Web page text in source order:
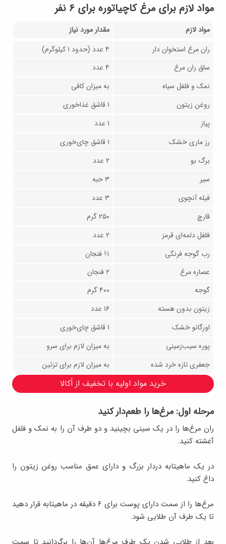
مواد لازم برای مرغ کاچیاتوره برای ۶ نفر
مواد لازم
مقدار مورد نیاز
ران مرغ استخوان دار
۴ عدد (حدود ۱ کیلوگرم)
ساق ران مرغ
۴ عدد
نمک و فلفل سیاه
به میزان کافی
روغن زیتون
۱ قاشق غذاخوری
پیاز
۱ عدد
رز ماری خشک
۱ قاشق چای‌خوری
برگ بو
۲ عدد
سیر
۳ حبه
فیله آنچوی
۳ عدد
قارچ
۲۵۰ گرم
فلفل دلمه‌ای قرمز
۲ عدد
رب گوجه فرنگی
⅓ فنجان
عصاره مرغ
۲ فنجان
گوجه
۴۰۰ گرم
زیتون بدون هسته
۱۶ عدد
اورگانو خشک
۱ قاشق چای‌خوری
پوره سیب‌زمینی
به میزان لازم برای سرو
جعفری تازه خرد شده
به میزان لازم برای تزئین
خرید مواد اولیه با تخفیف از اُکالا
مرحله اول: مرغ‌ها را طعم‌دار کنید
ران مرغ‌ها را در یک سینی بچینید و دو طرف آن را به نمک و فلفل
آغشته کنید.
در یک ماهیتابه دردار بزرگ و دارای عمق مناسب روغن زیتون را
داغ کنید.
مرغ‌ها را از سمت دارای پوست برای ۶ دقیقه در ماهیتابه قرار دهید
تا یک طرف آن طلایی شود.